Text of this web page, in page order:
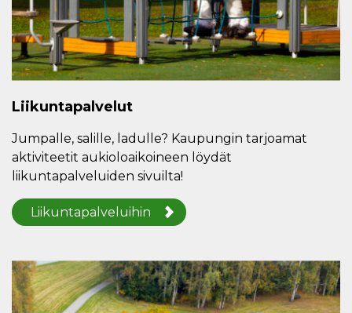
Liikuntapalvelut
Jumpalle, salille, ladulle? Kaupungin tarjoamat
aktiviteetit aukioloaikoineen löydät
liikuntapalveluiden sivuilta!
Liikuntapalveluihin